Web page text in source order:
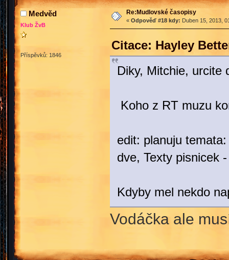
Medvěd
Klub ŽvB
Příspěvků: 1846
Re:Mudlovské časopisy
« Odpověď #18 kdy: Duben 15, 2013,
Citace: Hayley
Diky, Mitchie,
Koho z RT muzu
edit: planuju
dve, Texty pisnicek
Kdyby mel nekdo
Vodáčka ale